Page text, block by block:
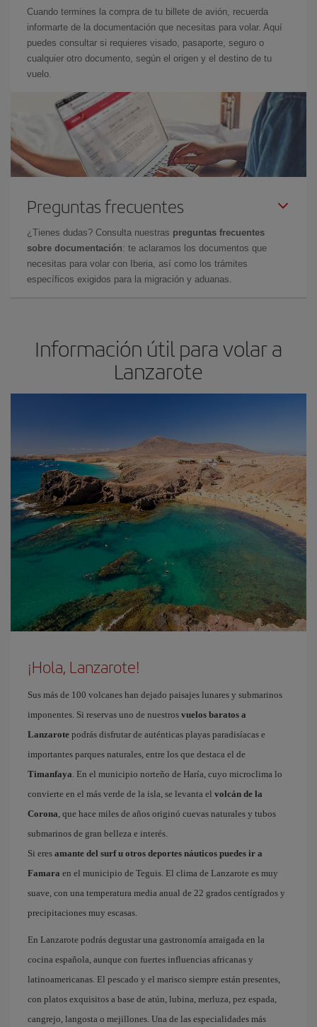
Cuando termines la compra de tu billete de avión, recuerda
informarte de la documentación que necesitas para volar. Aquí
puedes consultar si requieres visado, pasaporte, seguro o
cualquier otro documento, según el origen y el destino de tu
vuelo.
Preguntas frecuentes
¿Tienes dudas? Consulta nuestras preguntas frecuentes
sobre documentación: te aclaramos los documentos que
necesitas para volar con Iberia, así como los trámites
específicos exigidos para la migración y aduanas.
Información útil para volar a
Lanzarote
¡Hola, Lanzarote!
Sus más de 100 volcanes han dejado paisajes lunares y submarinos
imponentes. Si reservas uno de nuestros vuelos baratos a
Lanzarote podrás disfrutar de auténticas playas paradisíacas e
importantes parques naturales, entre los que destaca el de
Timanfaya. En el municipio norteño de Haría, cuyo microclima lo
convierte en el más verde de la isla, se levanta el volcán de la
Corona, que hace miles de años originó cuevas naturales y tubos
submarinos de gran belleza e interés.
Si eres amante del surf u otros deportes náuticos puedes ir a
Famara en el municipio de Teguis. El clima de Lanzarote es muy
suave, con una temperatura media anual de 22 grados centígrados y
precipitaciones muy escasas.
En Lanzarote podrás degustar una gastronomía arraigada en la
cocina española, aunque con fuertes influencias africanas y
latinoamericanas. El pescado y el marisco siempre están presentes,
con platos exquisitos a base de atún, lubina, merluza, pez espada,
cangrejo, langosta o mejillones. Una de las especialidades más